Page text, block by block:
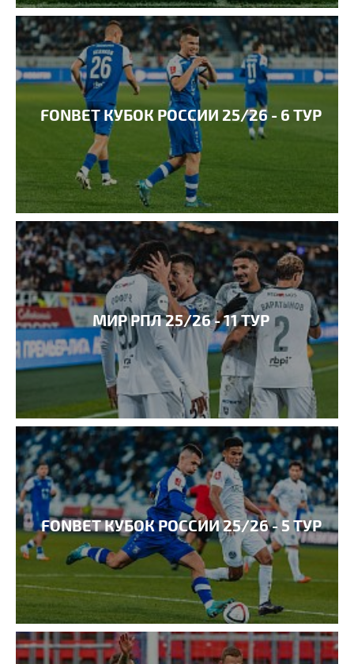
FONBET КУБОК РОССИИ 25/26 - 6 ТУР
МИР РПЛ 25/26 - 11 ТУР
FONBET КУБОК РОССИИ 25/26 - 5 ТУР